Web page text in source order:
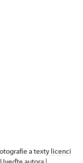
a texty licenci